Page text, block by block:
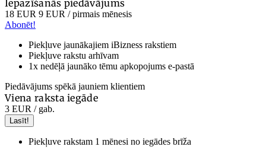
Iepazīšanās piedāvājums
18 EUR 9 EUR / pirmais mēnesis
Abonēt!
Piekļuve jaunākajiem iBizness rakstiem
Piekļuve rakstu arhīvam
1x nedēļā jaunāko tēmu apkopojums e-pastā
Piedāvājums spēkā jauniem klientiem
Viena raksta iegāde
3 EUR / gab.
Lasīt!
Piekļuve rakstam 1 mēnesi no iegādes brīža